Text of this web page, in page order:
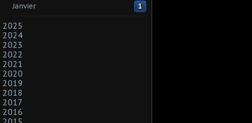
Janvier 1
2025
2024
2023
2022
2021
2020
2019
2018
2017
2016